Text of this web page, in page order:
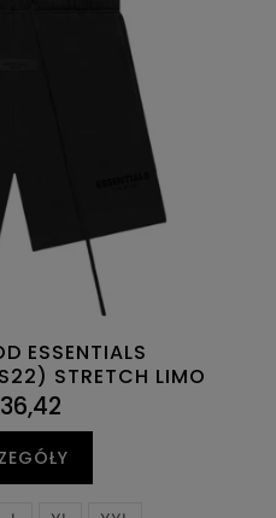
ESSENTIALS
STRETCH LIMO